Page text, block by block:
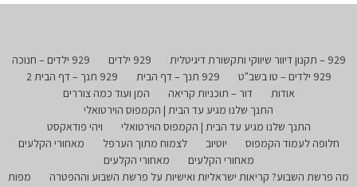
929 – תקנון דיוור שיווקי ותקשורת דיגיטלית 929 ילדים
929 ילדים – חנוכה
929 ילדים – טו בשב"ט
929 תנך – דף הבית
929 תנך – דף הבית 2
אודות
דור – תוכניות קריאה
המן ועוד כמה צוררים
התנך שלנו מגיע עד הבית | הקמפוס הוירטואלי
התנך שלנו מגיע עד הבית | הקמפוס הוירטואלי
ויהי פודאקסט
חלופה לעמוד הקמפוס
יוטיוב לצמוח מתוך הערפל
מאחורי הקלעים
מאחורי הקלעים
מאחורי הקלעים
מה פרשת השבוע? קריאות ישראליות ואישיות על פרשת השבוע וההפטרה
מפות